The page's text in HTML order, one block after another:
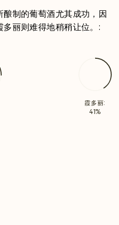
制的葡萄酒尤其成功，因
丽则难得地稍稍让位。:
霞多丽:
41%